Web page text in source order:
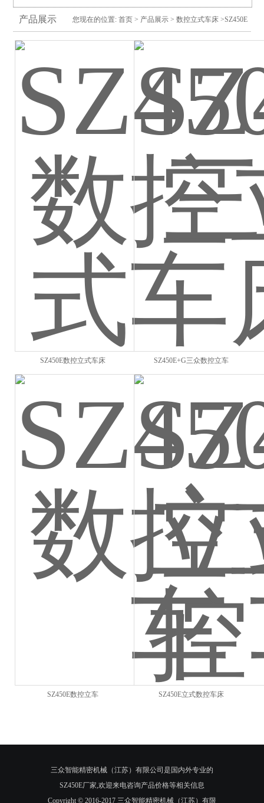
产品展示 您现在的位置:首页 > 产品展示 >数控立式车床 >SZ450E
SZ450E数控立式车床 SZ450E+G三众数控立车
SZ450E数控立车 SZ450E立式数控车床
三众智能精密机械（江苏）有限公司是国内外专业的
SZ450E厂家,欢迎来电咨询产品价格等相关信息
Copyright © 2016-2017 三众智能精密机械（江苏）有限